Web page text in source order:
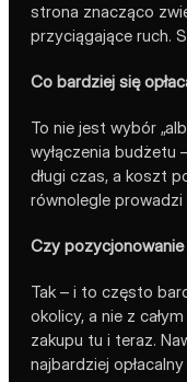
strona znacząco
przyciągające ruch.
Co bardziej się
To nie jest wybór
wyłączenia budżetu
długi czas, a koszt
równolegle prowadzi
Czy pozycjonowanie
Tak – i to często
okolicy, a nie z
zakupu tu i teraz.
najbardziej